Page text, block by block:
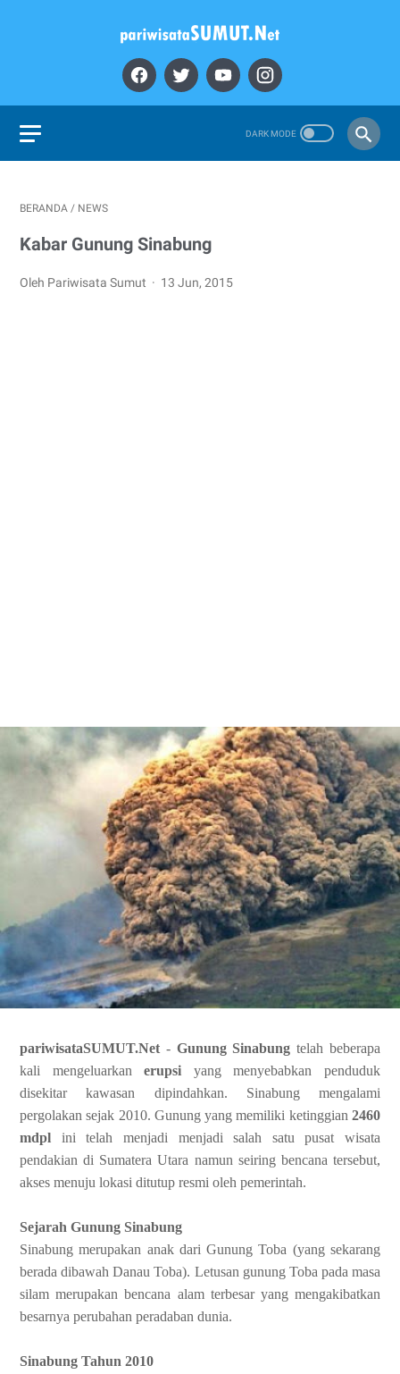
BERANDA / NEWS
Kabar Gunung Sinabung
Oleh Pariwisata Sumut 13 Jun, 2015
pariwisataSUMUT.Net - Gunung Sinabung telah beberapa
kali mengeluarkanerupsi yang menyebabkan penduduk
disekitar kawasan dipindahkan. Sinabung mengalami
pergolakan sejak 2010. Gunung yang memiliki ketinggian 2460
mdpl ini telah menjadi menjadi salah satu pusat wisata
pendakian di Sumatera Utara namun seiring bencana tersebut,
akses menuju lokasi ditutup resmi oleh pemerintah.
Sejarah Gunung Sinabung
Sinabung merupakan anak dari Gunung Toba (yang sekarang
berada dibawah Danau Toba). Letusan gunung Toba pada masa
silam merupakan bencana alam terbesar yang mengakibatkan
besarnya perubahan peradaban dunia.
Sinabung Tahun 2010